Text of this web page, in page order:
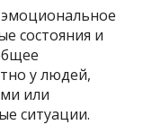
состояния и
у людей,
или
ситуации.